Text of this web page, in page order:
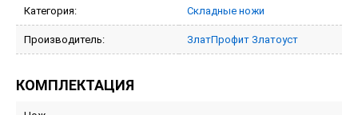
Категория: Складные ножи
Производитель: ЗлатПрофит Златоуст
КОМПЛЕКТАЦИЯ